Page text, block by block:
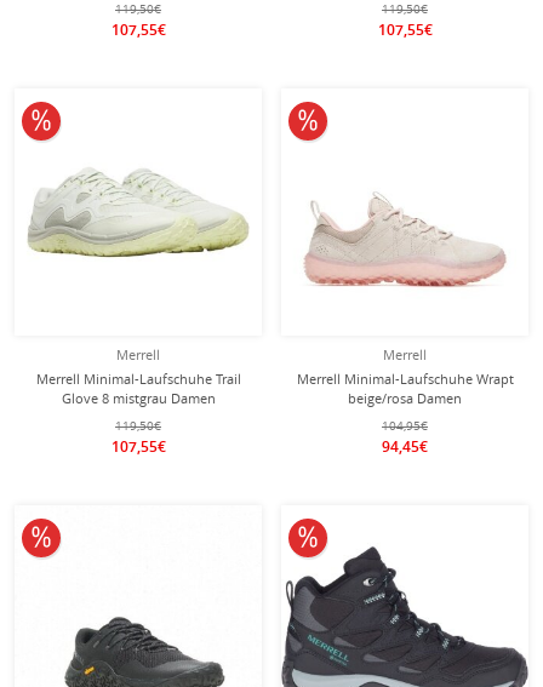
119,50€
107,55€
119,50€
107,55€
Merrell
Merrell Minimal-Laufschuhe Trail
Glove 8 mistgrau Damen
119,50€
107,55€
10% reduziert
Merrell
Merrell Minimal-Laufschuhe Wrapt
beige/rosa Damen
104,95€
94,45€
10% reduziert
10% reduziert 10% reduziert